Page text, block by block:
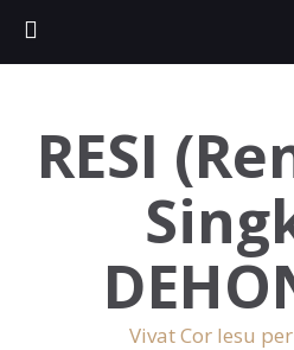
RESI
Vivat Cor Iesu